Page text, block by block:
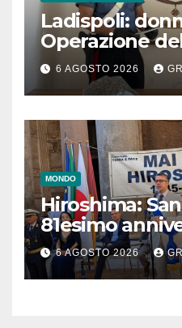
Ladispoli:
Operazione
6 AGOSTO 2026
MONDO
Hiroshima:
81esimo
monito per
6 AGOSTO 2026